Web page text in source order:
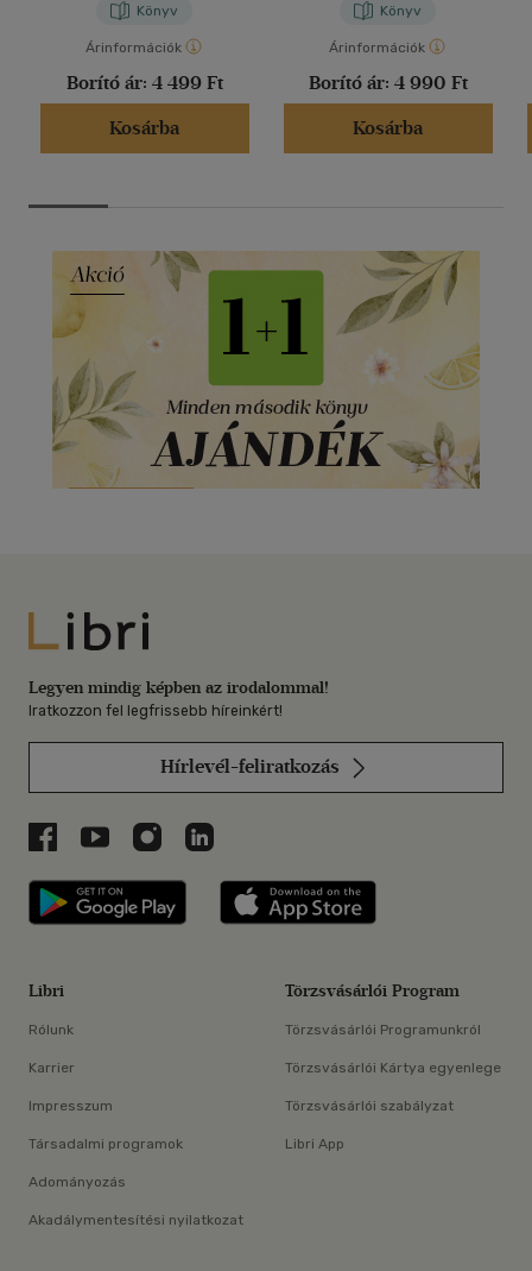
Könyv
Árinformációk
Borító ár: 4 499 Ft
Kosárba
Könyv
Árinformációk
Borító ár: 4 990 Ft
Kosárba
Libri
Legyen mindig képben az irodalommal!
Iratkozzon fel legfrissebb híreinkért!
Hírlevél-feliratkozás
Libri a Facebookon
Libri a Youtube-on
Libri az Instagramon
Libri a LinkedInen
Libri applikáció Szerezd meg: Google
Libri
Rólunk
Karrier
Impresszum
Társadalmi programok
Adományozás
Akadálymentesítési nyilatkozat
Törzsvásárlói Program
Törzsvásárlói Programunkról
Törzsvásárlói Kártya egyenlege
Törzsvásárlói szabályzat
Libri App